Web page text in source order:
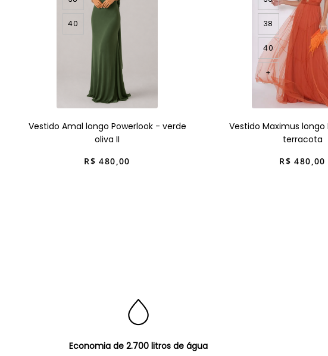
40
Vestido Amal longo Powerlook - verde
oliva II
R$ 480,00
38
40
+
Vestido Maximus longo
terracota
R$ 480,00
Economia de 2.700 litros de água